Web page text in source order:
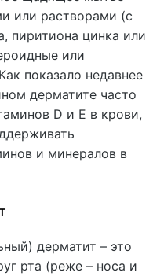
или растворами (с
пиритиона цинка или
или
показало недавнее
дерматите часто
D и E в крови,
и минералов в
дерматит – это
рта (реже – носа и